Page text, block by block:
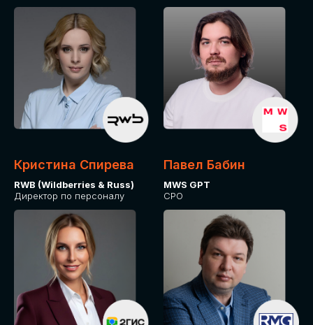
Кристина Спирева
RWB (Wildberries & Russ)
Директор по персоналу
Павел Бабин
MWS GPT
CPO